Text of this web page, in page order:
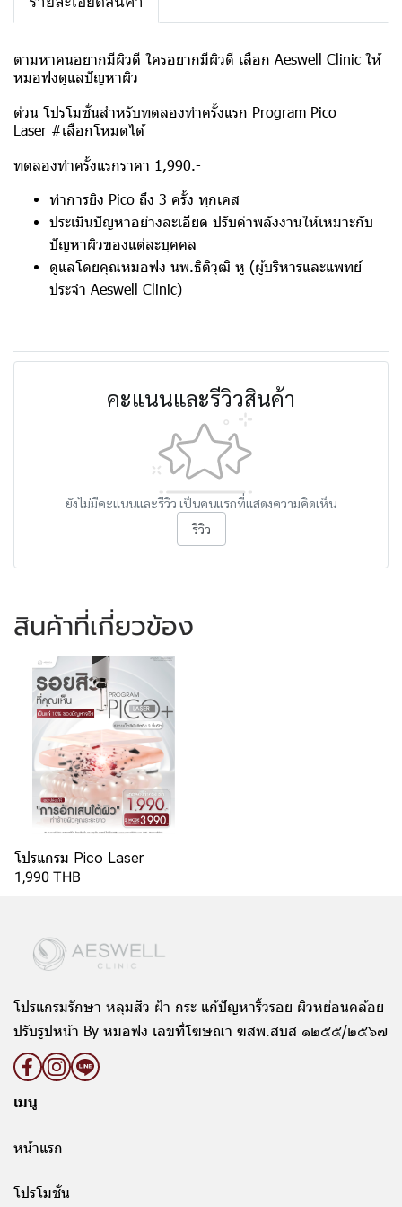
ตามหาคนอยากมีผิวดี ใครอยากมีผิวดี เลือก Aeswell Clinic ให้
หมอฟงดูแลปัญหาผิว
ด่วน โปรโมชั่นสำหรับทดลองทำครั้งแรก Program Pico
Laser #เลือกโหมดได้
ทดลองทำครั้งแรกราคา 1,990.-
ทำการยิง Pico ถึง 3 ครั้ง ทุกเคส
ประเมินปัญหาอย่างละเอียด ปรับค่าพลังงานให้เหมาะกับ
ปัญหาผิวของแต่ละบุคคล
ดูแลโดยคุณหมอฟง นพ.ธิติวุฒิ หู (ผู้บริหารและแพทย์
ประจำ Aeswell Clinic)
คะแนนและรีวิวสินค้า
ยังไม่มีคะแนนและรีวิว เป็นคนแรกที่แสดงความคิดเห็น
รีวิว
สินค้าที่เกี่ยวข้อง
โปรแกรม Pico Laser
1,990 THB
โปรแกรมรักษา หลุมสิว ฝ้า กระ แก้ปัญหาริ้วรอย ผิวหย่อนคล้อย
ปรับรูปหน้า By หมอฟง เลขที่โฆษณา ฆสพ.สบส ๑๒๕๕/๒๕๖๗
เมนู
หน้าแรก
โปรโมชั่น